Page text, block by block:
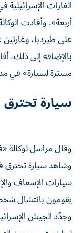
الغارات الإسرائيلية
أربعة». وأفادت
على طيردبا،
بالإضافة إلى ذلك،
مسيّرة لسيارة» في
سيارة تحترق
وقال مراسل
وشاهد سيارة تحترق
سيارات الإسعاف
يقومون بانتشال
وجدّد الجيش